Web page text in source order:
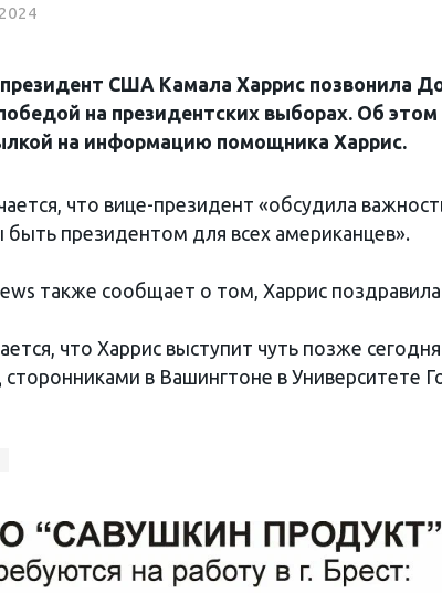
США Камала Харрис позвонила
на президентских выборах. Об
на информацию помощника Харрис.
что вице-президент «обсудила
быть президентом для всех американцев».
также сообщает о том, Харрис
что Харрис выступит чуть позже
сторонниками в Вашингтоне в Университете